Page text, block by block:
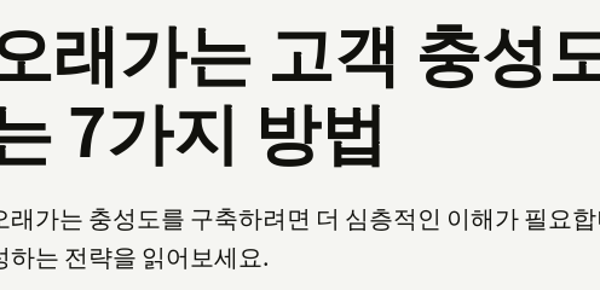
래가는 고객 충성
7가지 방법
래가는 충성도를 구축하려면 더 심층적인 이해가 필요
하는 전략을 읽어보세요.